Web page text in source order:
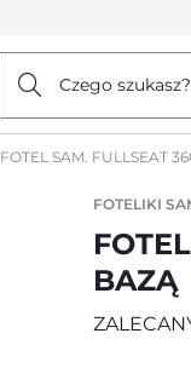
Czego szukasz?
FOTEL SAM. FULLSEAT
FOTELIKI
BAZĄ